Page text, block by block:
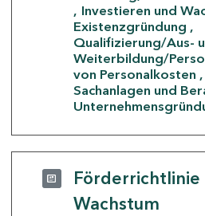
Investieren und
Existenzgründung
Qualifizierung/Aus-
Weiterbildung/
von Personalkosten
Sachanlagen und
Förderrichtlinie
Wachstum